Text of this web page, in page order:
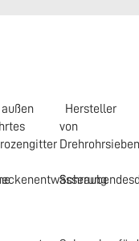
außen
Hersteller
von
Drehrohrsieben